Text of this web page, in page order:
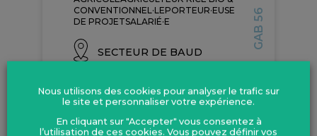
CONVENTIONNEL·LEPORTEUR·EUSE
DE PROJETSALARIÉ·E
SECTEUR DE BAUD
GAB 56
Nous utilisons des cookies pour analyser le trafic sur
le site et personnaliser votre expérience.
En cliquant sur "Accepter" vous consentez à
l’utilisation de ces cookies. Vous pouvez définir vos